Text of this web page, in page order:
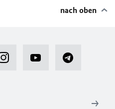
nach oben